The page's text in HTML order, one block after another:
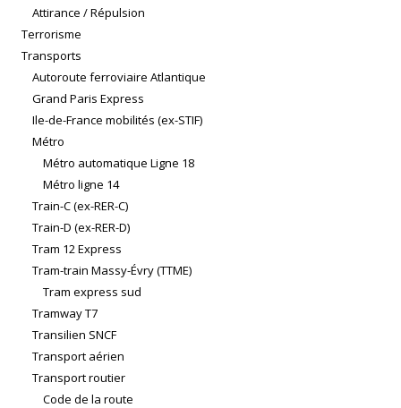
Attirance / Répulsion
Terrorisme
Transports
Autoroute ferroviaire Atlantique
Grand Paris Express
Ile-de-France mobilités (ex-STIF)
Métro
Métro automatique Ligne 18
Métro ligne 14
Train-C (ex-RER-C)
Train-D (ex-RER-D)
Tram 12 Express
Tram-train Massy-Évry (TTME)
Tram express sud
Tramway T7
Transilien SNCF
Transport aérien
Transport routier
Code de la route